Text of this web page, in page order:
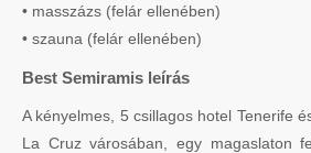
• masszázs (felár ellenében)
• szauna (felár ellenében)
Best Semiramis leírás
A kényelmes, 5 csillagos hotel Tenerife
La Cruz városában, egy magaslaton